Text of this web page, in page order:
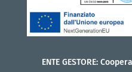
ENTE GESTORE: